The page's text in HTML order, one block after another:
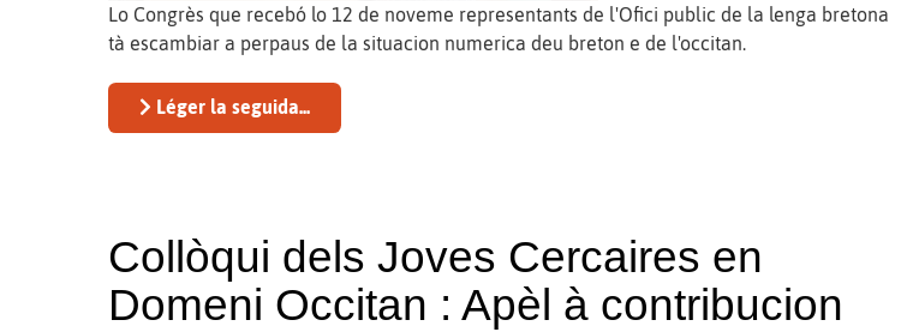
Lo Congrès que recebó lo 12 de noveme representants de l'Ofici public de la lenga bretona
tà escambiar a perpaus de la situacion numerica deu breton e de l'occitan.
Léger la seguida...
Collòqui dels Joves Cercaires en
Domeni Occitan : Apèl à contribucion